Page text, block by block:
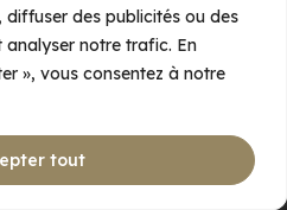
des publicités ou des
analyser notre trafic. En
», vous consentez à notre
tout